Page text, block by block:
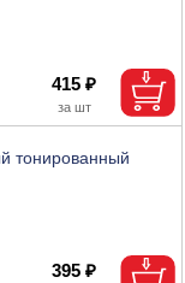
415 ₽
тонированный
395 ₽